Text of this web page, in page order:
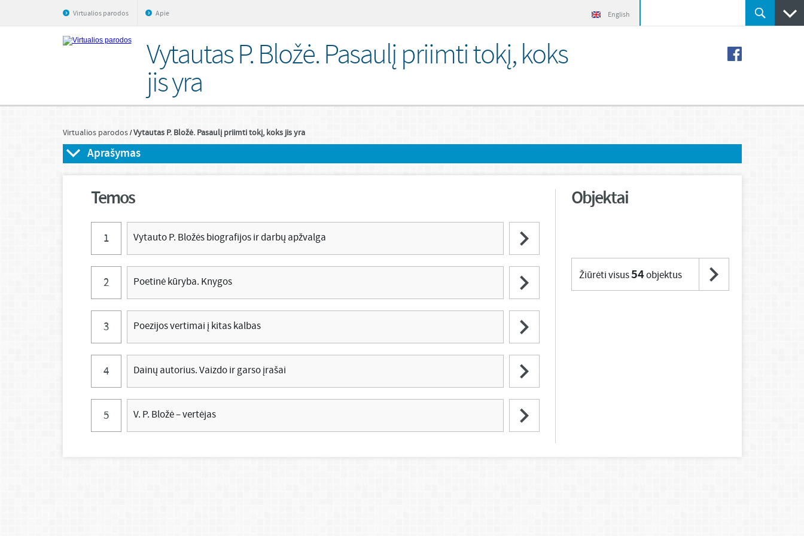
English
Virtualios parodos Apie
Vytautas P. Bložė. Pasaulį priimti tokį, koks
jis yra
Virtualios parodos Vytautas P. Bložė. Pasaulį priimti tokį, koks jis yra
Aprašymas
Temos
Vytauto P. Bložės biografijos ir darbų apžvalga
Poetinė kūryba. Knygos
Poezijos vertimai į kitas kalbas
Dainų autorius. Vaizdo ir garso įrašai
V. P. Bložė – vertėjas
Objektai
Žiūrėti visus54objektus